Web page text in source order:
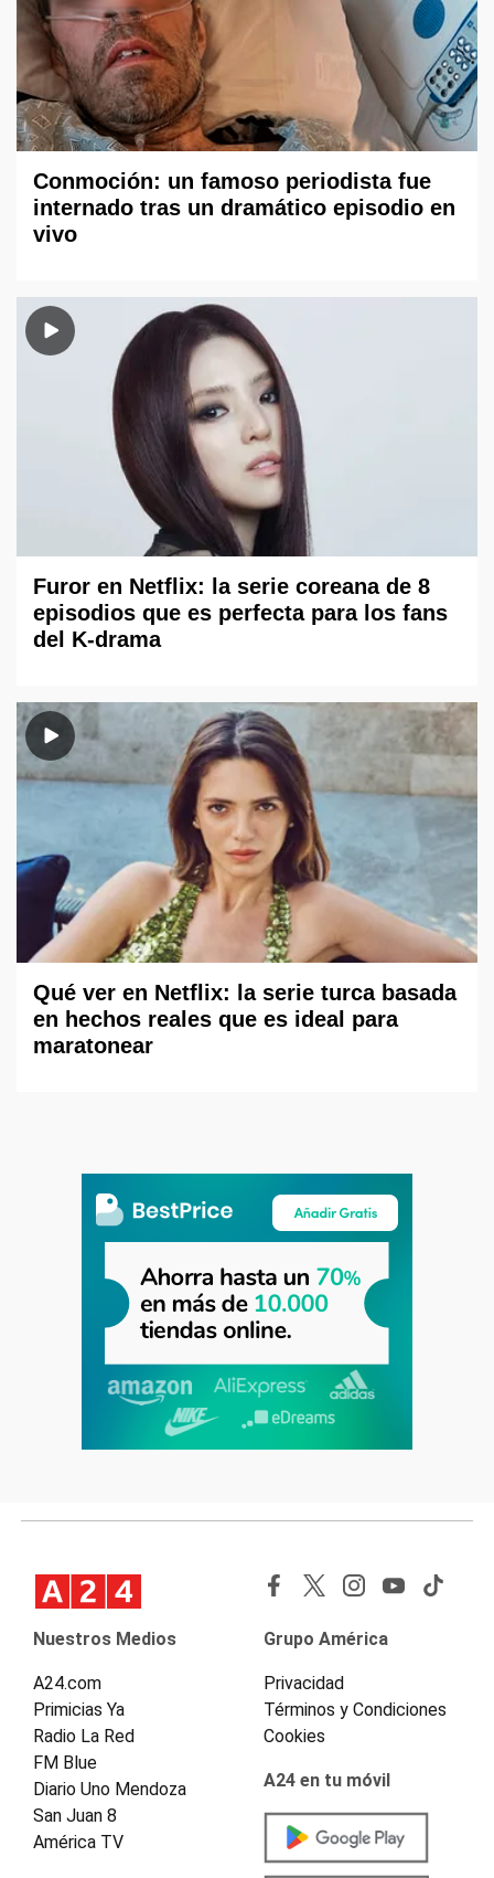
Conmoción: un famoso periodista fue
internado tras un dramático episodio en
vivo
Furor en Netflix: la serie coreana de 8
episodios que es perfecta para los fans
del K-drama
Qué ver en Netflix: la serie turca basada
en hechos reales que es ideal para
maratonear
Nuestros Medios
A24.com
Primicias Ya
Radio La Red
FM Blue
Diario Uno Mendoza
San Juan 8
América TV
Grupo América
Privacidad
Términos y Condiciones
Cookies
A24 en tu móvil